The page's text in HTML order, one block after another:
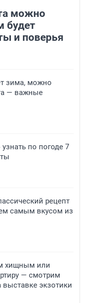
можно
будет
и поверья
зима, можно
— важные
по погоде 7
рецепт
самым вкусом из
хищным или
— смотрим
выставке экзотики